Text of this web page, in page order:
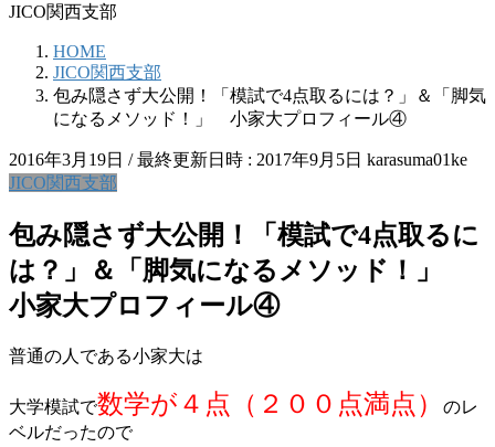
JICO関西支部
HOME
JICO関西支部
包み隠さず大公開！「模試で4点取るには？」＆「脚気
になるメソッド！」 小家大プロフィール④
2016年3月19日 / 最終更新日時 : 2017年9月5日 karasuma01ke
JICO関西支部
包み隠さず大公開！「模試で4点取るに
は？」＆「脚気になるメソッド！」
小家大プロフィール④
普通の人である小家大は
大学模試で数学が４点（２００点満点）
のレ
ベルだったので